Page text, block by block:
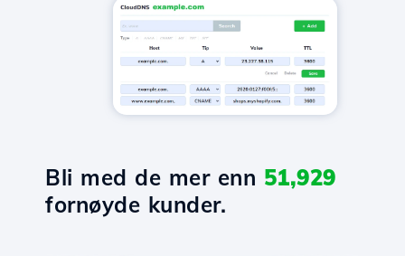
Bli med de mer enn 51,929
fornøyde kunder.